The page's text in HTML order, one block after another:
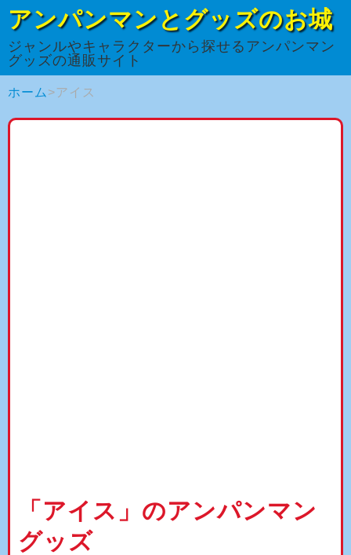
アンパンマンとグッズのお城
ジャンルやキャラクターから探せるアンパンマン
グッズの通販サイト
ホーム アイス
「アイス」のアンパンマン
グッズ